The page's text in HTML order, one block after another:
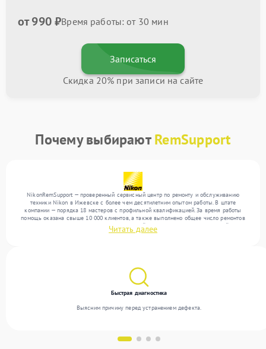
от 990 ₽Время работы: от 30 мин
Записаться
Скидка 20% при записи на сайте
Почему выбираютRemSupport
NikonRemSupport — проверенный сервисный центр по ремонту и обслуживанию
техники Nikon в Ижевске с более чем десятилетним опытом работы. В штате
компании — порядка 18 мастеров с профильной квалификацией. За время работы
помощь оказана свыше 10 000 клиентов, а также выполнено общее число ремонтов
превысило 12 000. Ежемесячно в сервисный центр поступает от 300 устройств,
включая , , . Мы беремся за задачи любой сложности и обеспечиваем надежный
Читать далее
Быстрая диагностика
Выясним причину перед устранением дефекта.